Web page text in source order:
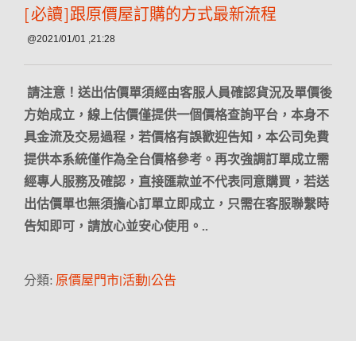
[必讀]跟原價屋訂購的方式最新流程
@2021/01/01 ,21:28
請注意！送出估價單須經由客服人員確認貨況及單價後
方始成立，線上估價僅提供一個價格查詢平台，本身不
具金流及交易過程，若價格有誤歡迎告知，本公司免費
提供本系統僅作為全台價格參考。再次強調訂單成立需
經專人服務及確認，直接匯款並不代表同意購買，若送
出估價單也無須擔心訂單立即成立，只需在客服聯繫時
告知即可，請放心並安心使用。..
分類: 原價屋門市|活動|公告